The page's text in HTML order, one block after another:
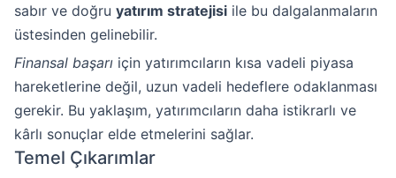
sabır ve doğru yatırım stratejisi ile bu dalgalanmaların
üstesinden gelinebilir.
Finansal başarı için yatırımcıların kısa vadeli piyasa
hareketlerine değil, uzun vadeli hedeflere odaklanması
gerekir. Bu yaklaşım, yatırımcıların daha istikrarlı ve
kârlı sonuçlar elde etmelerini sağlar.
Temel Çıkarımlar